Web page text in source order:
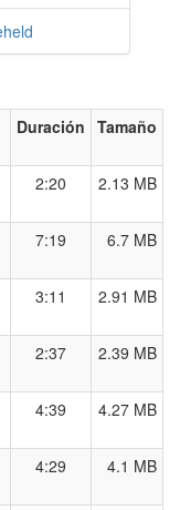
Duración Tamaño
2:20 2.13 MB
7:19 6.7 MB
3:11 2.91 MB
2:37 2.39 MB
4:39 4.27 MB
4:29 4.1 MB